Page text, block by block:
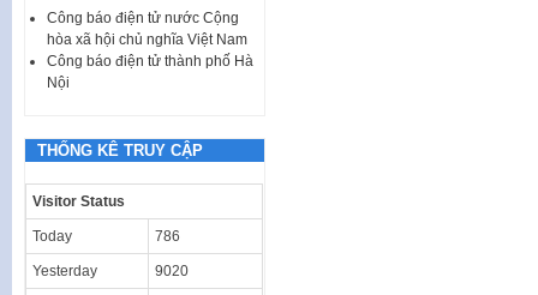
Công báo điện tử nước Cộng
hòa xã hội chủ nghĩa Việt Nam
Công báo điện tử thành phố Hà
Nội
THỐNG KÊ TRUY CẬP
Visitor Status
Today 786
Yesterday 9020